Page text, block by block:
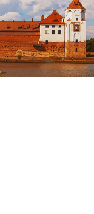
常見問題